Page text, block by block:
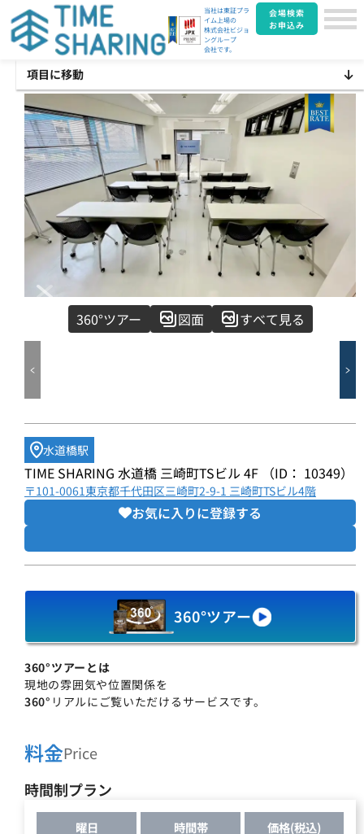
当社は東証プラ
イム上場の
株式会社ビジョ
ングループ
会社です。
会場検索
お申込み
項目に移動
of
360°ツアー 図面 すべて見る
水道橋駅
TIME SHARING 水道橋 三崎町TSビル 4F （ID： 10349）
〒101-0061東京都千代田区三崎町2-9-1 三崎町TSビル4階
お気に入りに登録する
360°ツアー
360°ツアーとは
現地の雰囲気や位置関係を
360° リアルにご覧いただけるサービスです。
料金Price
時間制プラン
曜日 時間帯
価格(税込)